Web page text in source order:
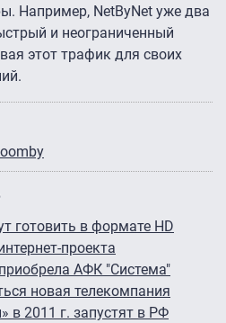
Например, NetByNet уже два
и неограниченный
этот трафик для своих
готовить в формате HD
проекта
АФК "Система"
новая телекомпания
в 2011 г. запустят в РФ